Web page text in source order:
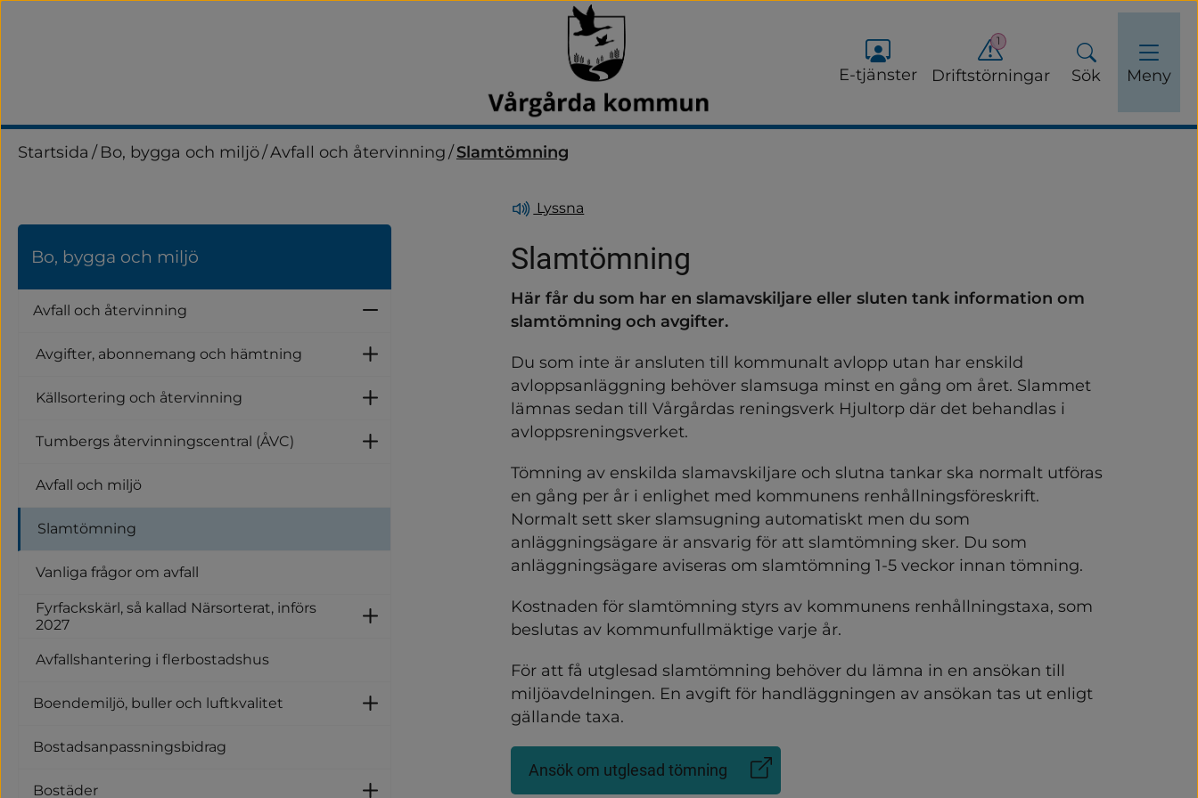
E-tjänster Driftstörningar
1
Sök Meny
Startsida / Bo, bygga och miljö/Avfall och återvinning/Slamtömning
Bo, bygga och miljö
Avfall och återvinning Undersidor för Avfall och återvinning
Avgifter, abonnemang och hämtning Undersidor för Avgifter, abonnemang och hämtning
Källsortering och återvinning Undersidor för Källsortering och återvinning
Tumbergs återvinningscentral (ÅVC) Undersidor för Tumbergs återvinningscentral (ÅVC)
Avfall och miljö
Slamtömning
Vanliga frågor om avfall
Fyrfackskärl, så kallad Närsorterat, införs
2027
Undersidor för Fyrfackskärl, så kallad Närsorterat,
Avfallshantering i flerbostadshus
Boendemiljö, buller och luftkvalitet Undersidor för Boendemiljö, buller och luftkvalitet
Bostadsanpassningsbidrag
Bostäder
Lyssna
Slamtömning
Här får du som har en slamavskiljare eller sluten tank information om
slamtömning och avgifter.
Du som inte är ansluten till kommunalt avlopp utan har enskild
avloppsanläggning behöver slamsuga minst en gång om året. Slammet
lämnas sedan till Vårgårdas reningsverk Hjultorp där det behandlas i
avloppsreningsverket.
Tömning av enskilda slamavskiljare och slutna tankar ska normalt utföras
en gång per år i enlighet med kommunens renhållningsföreskrift.
Normalt sett sker slamsugning automatiskt men du som
anläggningsägare är ansvarig för att slamtömning sker. Du som
anläggningsägare aviseras om slamtömning 1-5 veckor innan tömning.
Kostnaden för slamtömning styrs av kommunens renhållningstaxa, som
beslutas av kommunfullmäktige varje år.
För att få utglesad slamtömning behöver du lämna in en ansökan till
miljöavdelningen. En avgift för handläggningen av ansökan tas ut enligt
gällande taxa.
Ansök om utglesad tömning
(Länk